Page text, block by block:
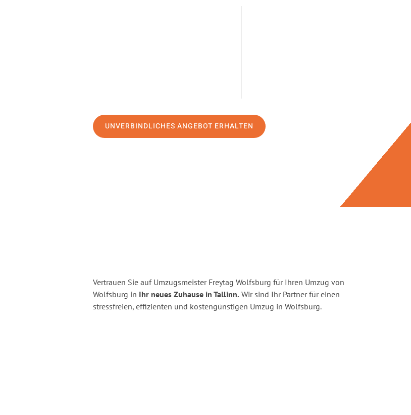
UNVERBINDLICHES ANGEBOT ERHALTEN
Vertrauen Sie auf Umzugsmeister Freytag Wolfsburg für Ihren Umzug von
Wolfsburg in Ihr neues Zuhause in Tallinn. Wir sind Ihr Partner für einen
stressfreien, effizienten und kostengünstigen Umzug in Wolfsburg.